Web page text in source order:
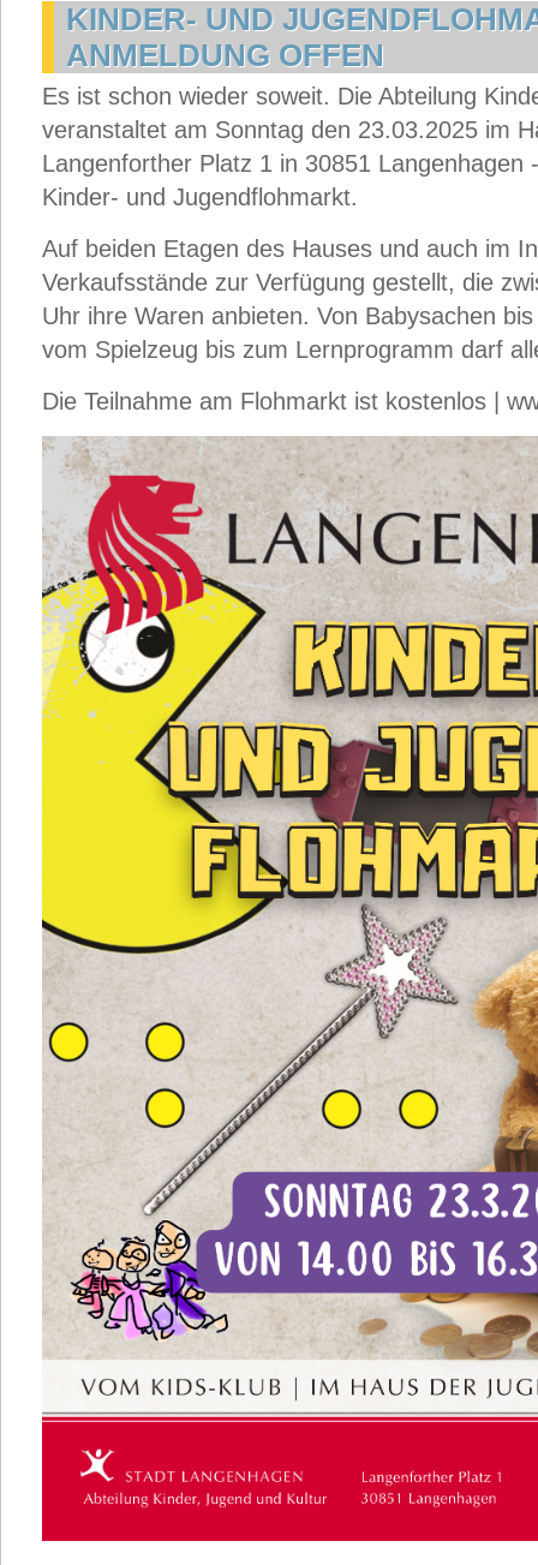
KINDER- UND
ANMELDUNG OFFEN
Es ist schon wieder soweit. Die Abteilung
veranstaltet am Sonntag den 23.03.2025 im
Langenforther Platz 1 in 30851 Langenhagen
Kinder- und Jugendflohmarkt.
Auf beiden Etagen des Hauses und auch im
Verkaufsstände zur Verfügung gestellt, die
Uhr ihre Waren anbieten. Von Babysachen
vom Spielzeug bis zum Lernprogramm darf
Die Teilnahme am Flohmarkt ist kostenlos |